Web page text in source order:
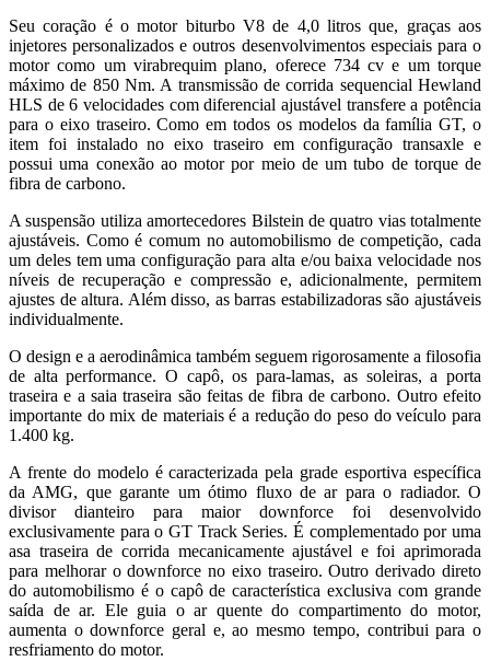
Seu coração é o motor biturbo V8 de 4,0 litros que, graças aos
injetores personalizados e outros desenvolvimentos especiais para o
motor como um virabrequim plano, oferece 734 cv e um torque
máximo de 850 Nm. A transmissão de corrida sequencial Hewland
HLS de 6 velocidades com diferencial ajustável transfere a potência
para o eixo traseiro. Como em todos os modelos da família GT, o
item foi instalado no eixo traseiro em configuração transaxle e
possui uma conexão ao motor por meio de um tubo de torque de
fibra de carbono.
A suspensão utiliza amortecedores Bilstein de quatro vias totalmente
ajustáveis. Como é comum no automobilismo de competição, cada
um deles tem uma configuração para alta e/ou baixa velocidade nos
níveis de recuperação e compressão e, adicionalmente, permitem
ajustes de altura. Além disso, as barras estabilizadoras são ajustáveis
individualmente.
O design e a aerodinâmica também seguem rigorosamente a filosofia
de alta performance. O capô, os para-lamas, as soleiras, a porta
traseira e a saia traseira são feitas de fibra de carbono. Outro efeito
importante do mix de materiais é a redução do peso do veículo para
1.400 kg.
A frente do modelo é caracterizada pela grade esportiva específica
da AMG, que garante um ótimo fluxo de ar para o radiador. O
divisor dianteiro para maior downforce foi desenvolvido
exclusivamente para o GT Track Series. É complementado por uma
asa traseira de corrida mecanicamente ajustável e foi aprimorada
para melhorar o downforce no eixo traseiro. Outro derivado direto
do automobilismo é o capô de característica exclusiva com grande
saída de ar. Ele guia o ar quente do compartimento do motor,
aumenta o downforce geral e, ao mesmo tempo, contribui para o
resfriamento do motor.